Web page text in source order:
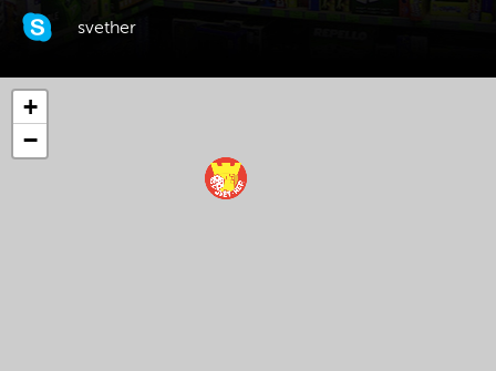
svether
+
−